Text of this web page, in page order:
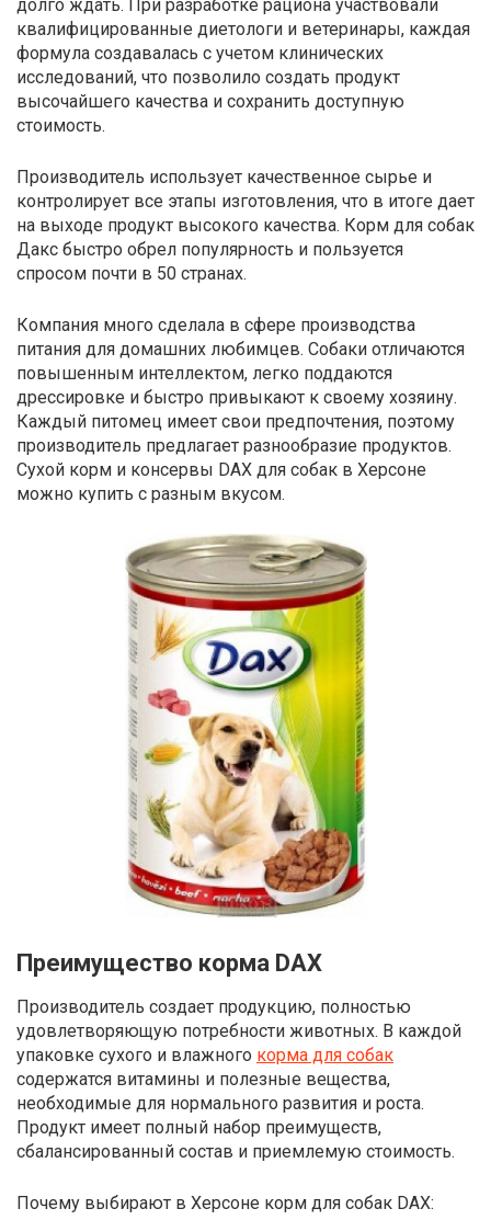
долго ждать. При разработке рациона участвовали
квалифицированные диетологи и ветеринары, каждая
формула создавалась с учетом клинических
исследований, что позволило создать продукт
высочайшего качества и сохранить доступную
стоимость.
Производитель использует качественное сырье и
контролирует все этапы изготовления, что в итоге дает
на выходе продукт высокого качества. Корм для собак
Дакс быстро обрел популярность и пользуется
спросом почти в 50 странах.
Компания много сделала в сфере производства
питания для домашних любимцев. Собаки отличаются
повышенным интеллектом, легко поддаются
дрессировке и быстро привыкают к своему хозяину.
Каждый питомец имеет свои предпочтения, поэтому
производитель предлагает разнообразие продуктов.
Сухой корм и консервы DAX для собак в Херсоне
можно купить с разным вкусом.
Преимущество корма DAX
Производитель создает продукцию, полностью
удовлетворяющую потребности животных. В каждой
упаковке сухого и влажного корма для собак
содержатся витамины и полезные вещества,
необходимые для нормального развития и роста.
Продукт имеет полный набор преимуществ,
сбалансированный состав и приемлемую стоимость.
Почему выбирают в Херсоне корм для собак DAX: